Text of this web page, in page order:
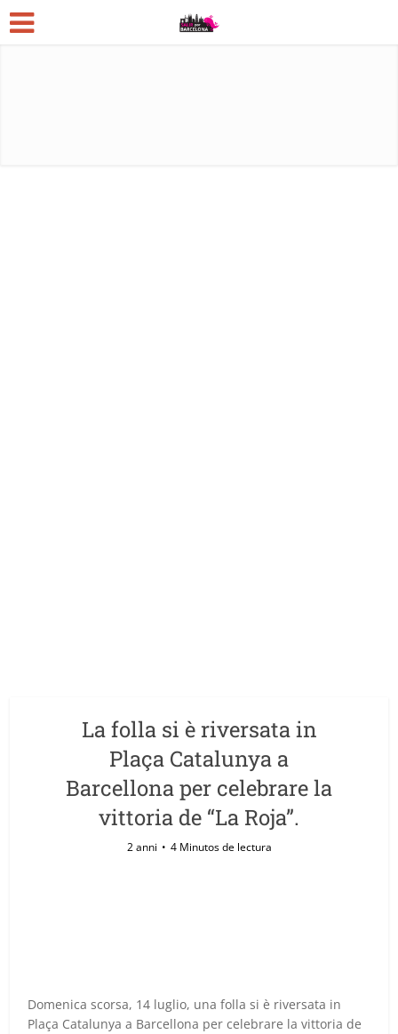
La folla si è riversata in
Plaça Catalunya a
Barcellona per celebrare la
vittoria de “La Roja”.
2 anni 4 Minutos de lectura
Domenica scorsa, 14 luglio, una folla si è riversata in
Plaça Catalunya a Barcellona per celebrare la vittoria de